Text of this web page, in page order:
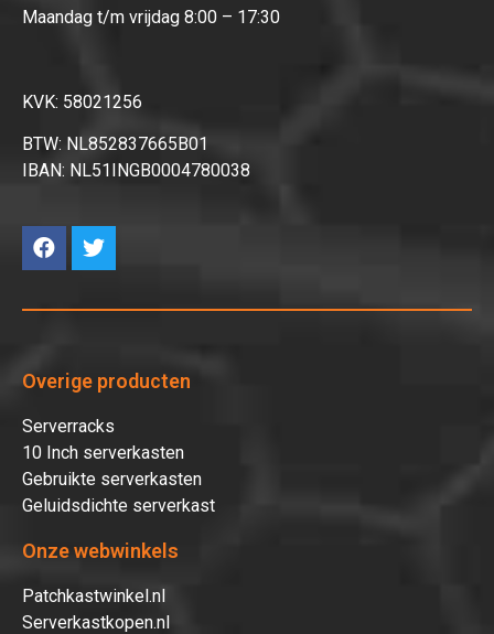
Maandag t/m vrijdag 8:00 – 17:30
KVK: 58021256
BTW: NL852837665B01
IBAN: NL51INGB0004780038
Overige producten
Serverracks
10 Inch serverkasten
Gebruikte serverkasten
Geluidsdichte serverkast
Onze webwinkels
Patchkastwinkel.nl
Serverkastkopen.nl
Verder winkelen